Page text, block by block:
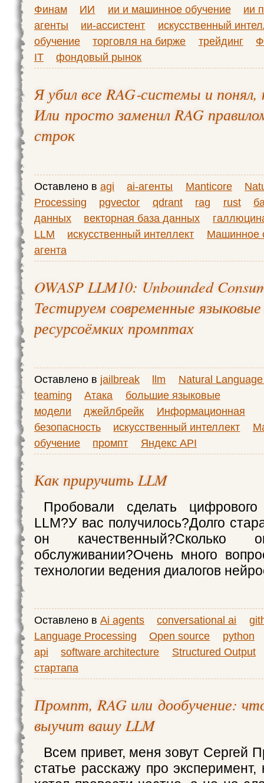
Финам
ИИ ии и машинное обучение
ии
агенты
ии-ассистент
искусственный
обучение
торговля на бирже трейдинг
IT
фондовый рынок
Я убил все RAG‑системы и
Или просто заменил RAG
строк
Оставлено в agi ai-агенты Manticore
Processing
pgvector qdrant rag rust
данных
векторная база данных
LLM
искусственный интеллект
Машинное
агента
OWASP LLM10: Unbounded
Тестируем современные
ресурсоёмких промптах
Оставлено в jailbreak llm
Natural
teaming
Атака
большие языковые
модели
джейлбрейк
Информационная
безопасность
искусственный интеллект
обучение
промпт Яндекс API
Как приручить LLM
Пробовали сделать
LLM?У вас получилось?Долго
он
обслуживании?Очень много
технологии ведения диалогов
Оставлено в Ai agents conversational ai
Language Processing
Open source
python
api
software architecture
Structured Output
стартапа
Промпт, RAG или дообучение:
выучит вашу LLM
Всем привет, меня зовут Сергей
статье расскажу про